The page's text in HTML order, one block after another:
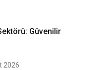
Güvenilir
2026